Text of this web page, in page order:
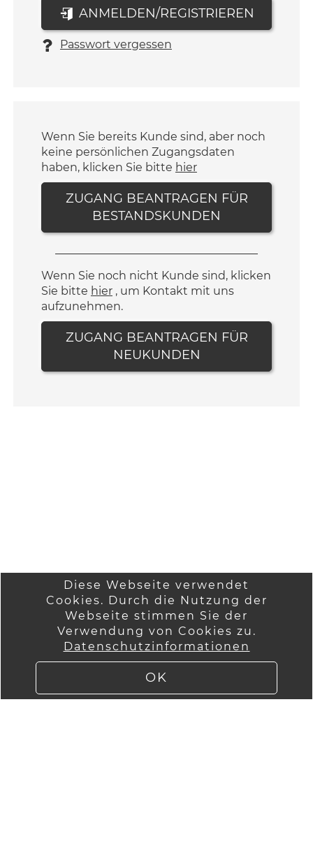
Diese Webseite verwendet
Cookies. Durch die Nutzung der
Webseite stimmen Sie der
Verwendung von Cookies zu.
Datenschutzinformationen
OK
ANMELDEN/REGISTRIEREN
Passwort vergessen
Wenn Sie bereits Kunde sind, aber noch
keine persönlichen Zugangsdaten
haben, klicken Sie bitte hier
ZUGANG BEANTRAGEN FÜR
BESTANDSKUNDEN
Wenn Sie noch nicht Kunde sind, klicken
Sie bitte hier, um Kontakt mit uns
aufzunehmen.
ZUGANG BEANTRAGEN FÜR
NEUKUNDEN
Startseite
Anmelden
Versandinformatio
Lieferung
Wir über uns
AGB
Kontakt